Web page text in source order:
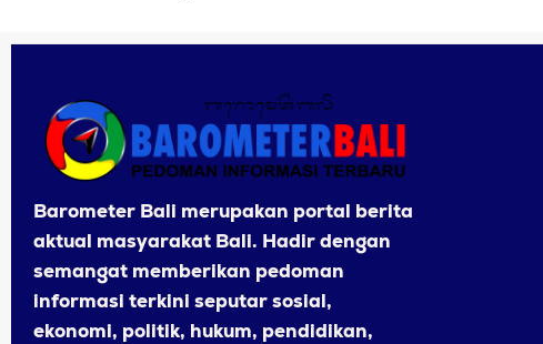
Barometer Bali merupakan portal berita
aktual masyarakat Bali. Hadir dengan
semangat memberikan pedoman
informasi terkini seputar sosial,
ekonomi, politik, hukum, pendidikan,